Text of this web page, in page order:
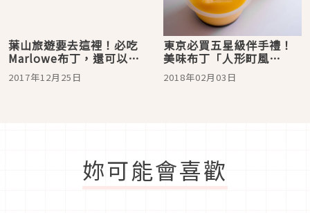
葉山旅遊要去這裡！必吃
Marlowe布丁，還可以帶
回家再利用
2017年12月25日
東京必買五星級伴手禮！
美味布丁「人形町風
鈴」，連美食教母都認
證！
2018年02月03日
妳可能會喜歡